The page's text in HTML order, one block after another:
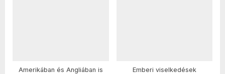
Amerikában és Angliában is
Emberi viselkedések